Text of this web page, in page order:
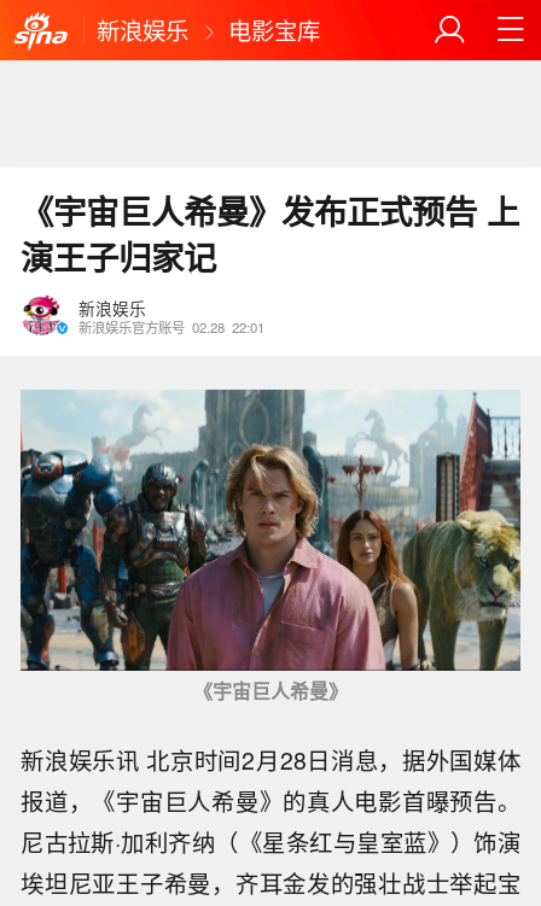
新浪娱乐 电影宝库
《宇宙巨人希曼》发布正式预告 上
演王子归家记
新浪娱乐
新浪娱乐官方账号 02.28 22:01
《宇宙巨人希曼》
新浪娱乐讯 北京时间2月28日消息，据外国媒体
报道，《宇宙巨人希曼》的真人电影首曝预告。
尼古拉斯·加利齐纳（《星条红与皇室蓝》）饰演
埃坦尼亚王子希曼，齐耳金发的强壮战士举起宝